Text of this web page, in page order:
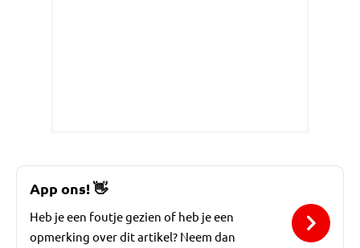
App ons!👋
Heb je een foutje gezien of heb je een
opmerking over dit artikel? Neem dan